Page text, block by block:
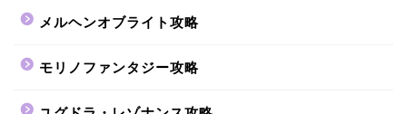
メルヘンオブライト攻略
モリノファンタジー攻略